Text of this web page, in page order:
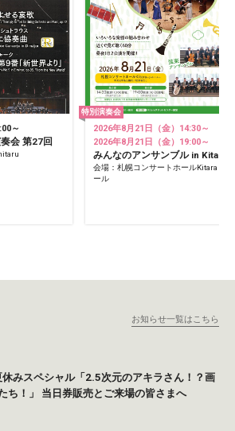
～
会 第27回
2026年8月21日（金）14:30～
2026年8月21日（金）19:00～
みんなのアンサンブル in Kitara
会場：札幌コンサートホールKitara 小
ール
特別演奏会
お知らせ一覧はこちら
休みスペシャル「2.5次元のアキラさん！？画
ち！」 当日券販売とご来場の皆さまへ